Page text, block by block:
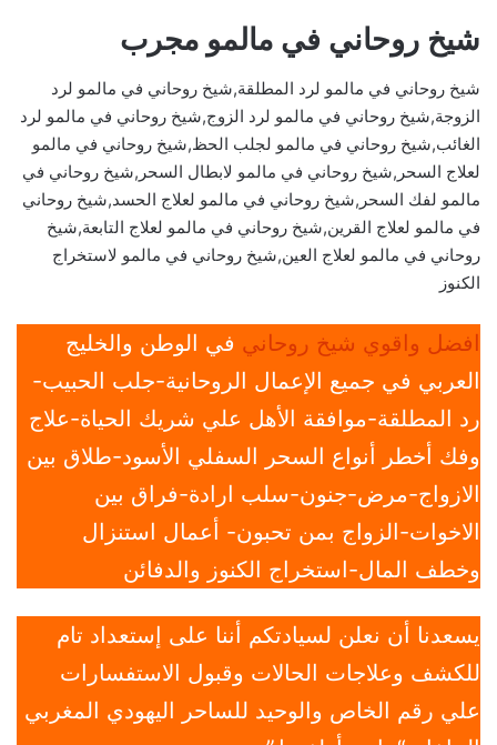
شيخ روحاني في مالمو مجرب
شيخ روحاني في مالمو لرد المطلقة,شيخ روحاني في مالمو لرد
الزوجة,شيخ روحاني في مالمو لرد الزوج,شيخ روحاني في مالمو لرد
الغائب,شيخ روحاني في مالمو لجلب الحظ,شيخ روحاني في مالمو
لعلاج السحر,شيخ روحاني في مالمو لابطال السحر,شيخ روحاني في
مالمو لفك السحر,شيخ روحاني في مالمو لعلاج الحسد,شيخ روحاني
في مالمو لعلاج القرين,شيخ روحاني في مالمو لعلاج التابعة,شيخ
روحاني في مالمو لعلاج العين,شيخ روحاني في مالمو لاستخراج
الكنوز
افضل واقوي شيخ روحاني في الوطن والخليج
العربي في جميع الإعمال الروحانية-جلب الحبيب-
رد المطلقة-موافقة الأهل علي شريك الحياة-علاج
وفك أخطر أنواع السحر السفلي الأسود-طلاق بين
الازواج-مرض-جنون-سلب ارادة-فراق بين
الاخوات-الزواج بمن تحبون- أعمال استنزال
وخطف المال-استخراج الكنوز والدفائن
يسعدنا أن نعلن لسيادتكم أننا على إستعداد تام
للكشف وعلاجات الحالات وقبول الاستفسارات
علي رقم الخاص والوحيد للساحر اليهودي المغربي